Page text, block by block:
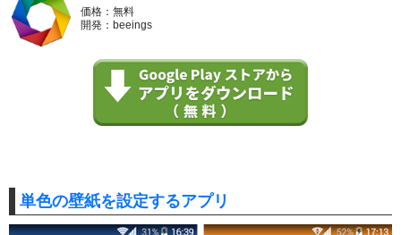
価格：無料
開発：beeings
単色の壁紙を設定するアプリ